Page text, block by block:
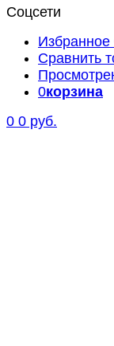
Соцсети
Избранное
Сравнить
0корзина
0 0 руб.